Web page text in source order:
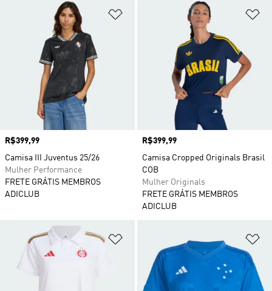
Adicionar à Lista de Desejos
Preço
R$399,99
Camisa III Juventus 25/26
Mulher Performance
FRETE GRÁTIS MEMBROS
ADICLUB
Preço
R$399,99
Camisa Cropped Originals Brasil
COB
Mulher Originals
FRETE GRÁTIS MEMBROS
ADICLUB